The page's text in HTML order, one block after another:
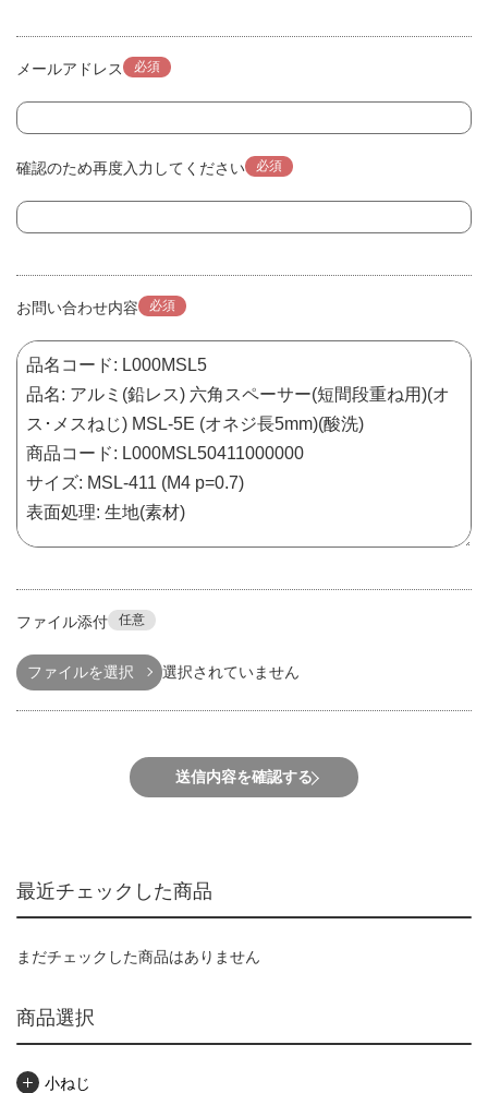
メールアドレス 必須
確認のため再度入力してください 必須
お問い合わせ内容 必須
ファイル添付 任意
ファイルを選択 選択されていません
送信内容を確認する
最近チェックした商品
まだチェックした商品はありません
商品選択
小ねじ